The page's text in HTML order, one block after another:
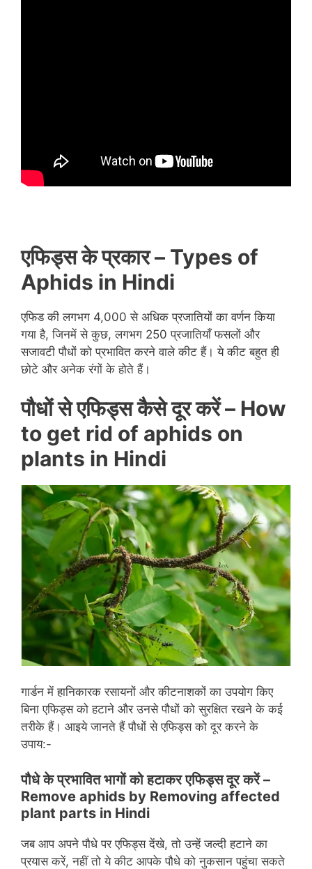
एफिड्स के प्रकार – Types of
Aphids in Hindi
एफिड की लगभग 4,000 से अधिक प्रजातियों का वर्णन किया
गया है, जिनमें से कुछ, लगभग 250 प्रजातियाँ फसलों और
सजावटी पौधों को प्रभावित करने वाले कीट हैं। ये कीट बहुत ही
छोटे और अनेक रंगों के होते हैं।
पौधों से एफिड्स कैसे दूर करें – How
to get rid of aphids on
plants in Hindi
गार्डन में हानिकारक रसायनों और कीटनाशकों का उपयोग किए
बिना एफिड्स को हटाने और उनसे पौधों को सुरक्षित रखने के कई
तरीके हैं। आइये जानते हैं पौधों से एफिड्स को दूर करने के
उपाय:-
पौधे के प्रभावित भागों को हटाकर एफिड्स दूर करें–
Remove aphids by Removing affected
plant parts in Hindi
जब आप अपने पौधे पर एफिड्स देंखे, तो उन्हें जल्दी हटाने का
प्रयास करें, नहीं तो ये कीट आपके पौधे को नुकसान पहुंचा सकते